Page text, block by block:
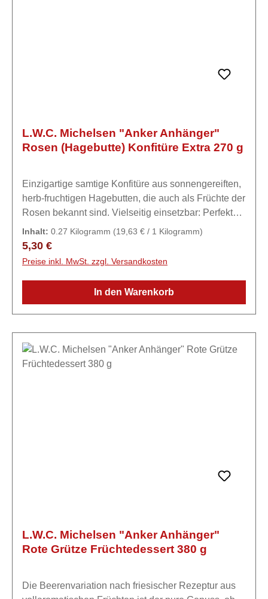
L.W.C. Michelsen "Anker Anhänger"
Rosen (Hagebutte) Konfitüre Extra 270 g
Einzigartige samtige Konfitüre aus sonnengereiften,
herb-fruchtigen Hagebutten, die auch als Früchte der
Rosen bekannt sind. Vielseitig einsetzbar: Perfekt
auf knusprigem Brötchen, Croissant oder als
Topping auf Desserts.ZutatenHagebutten, Zucker,
Inhalt: 0.27 Kilogramm (19,63 € / 1 Kilogramm)
Regulärer Preis:
5,30 €
Preise inkl. MwSt. zzgl. Versandkosten
In den Warenkorb
L.W.C. Michelsen "Anker Anhänger"
Rote Grütze Früchtedessert 380 g
Die Beerenvariation nach friesischer Rezeptur aus